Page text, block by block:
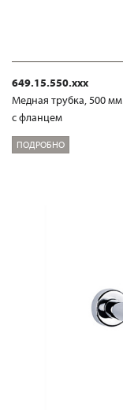
649.15.550.xxx
Медная трубка, 500 мм
с фланцем
ПОДРОБНО